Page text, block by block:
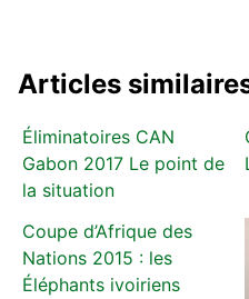
Articles
Éliminatoires CAN
Gabon 2017 Le point de
la situation
Coupe d’Afrique des
Nations 2015 : les
Éléphants ivoiriens